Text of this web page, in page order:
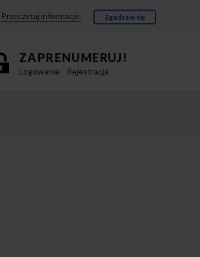
Przeczytaj informacje. Zgadzam się
ZAPRENUMERUJ!
Logowanie Rejestracja